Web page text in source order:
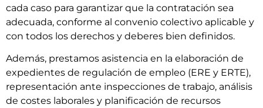
cada caso para garantizar que la contratación sea
adecuada, conforme al convenio colectivo aplicable y
con todos los derechos y deberes bien definidos.
Además, prestamos asistencia en la elaboración de
expedientes de regulación de empleo (ERE y ERTE),
representación ante inspecciones de trabajo, análisis
de costes laborales y planificación de recursos